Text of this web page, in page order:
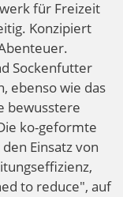
für Freizeit
Konzipiert
Sockenfutter
ebenso wie das
bewusstere
ko-geformte
Einsatz von
to reduce", auf